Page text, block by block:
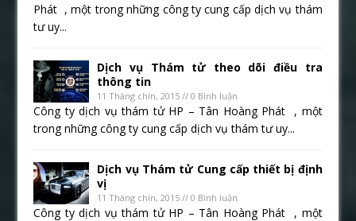
Phát , một trong những công ty cung cấp dịch vụ thám
tư uy...
Dịch vụ Thám tử theo dõi điều tra
thông tin
11 Tháng chín, 2015 // 0 Bình luận
Công ty dịch vụ thám tử HP – Tân Hoàng Phát , một
trong những công ty cung cấp dịch vụ thám tư uy...
Dịch vụ Thám tử Cung cấp thiết bị định
vị
11 Tháng chín, 2015 // 0 Bình luận
Công ty dịch vụ thám tử HP – Tân Hoàng Phát , một